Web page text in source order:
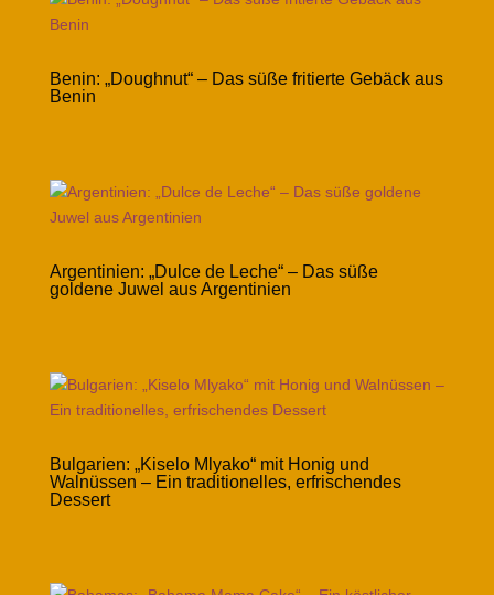
Benin: „Doughnut“ – Das süße fritierte Gebäck aus
Benin
Argentinien: „Dulce de Leche“ – Das süße
goldene Juwel aus Argentinien
Bulgarien: „Kiselo Mlyako“ mit Honig und
Walnüssen – Ein traditionelles, erfrischendes
Dessert